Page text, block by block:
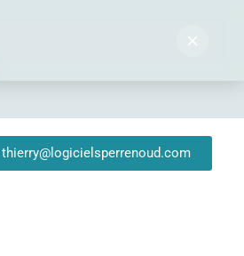
thierry@logicielsperrenoud.com